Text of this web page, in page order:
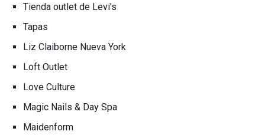
Tienda outlet de Levi's
Tapas
Liz Claiborne Nueva York
Loft Outlet
Love Culture
Magic Nails & Day Spa
Maidenform